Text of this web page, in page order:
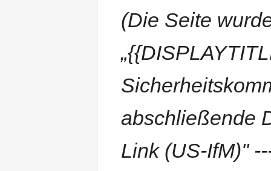
Die Seite
abschließende
Link (US-IfM)''